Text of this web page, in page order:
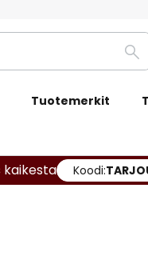
Etsi
Tuotemerkit
kaikesta Koodi: